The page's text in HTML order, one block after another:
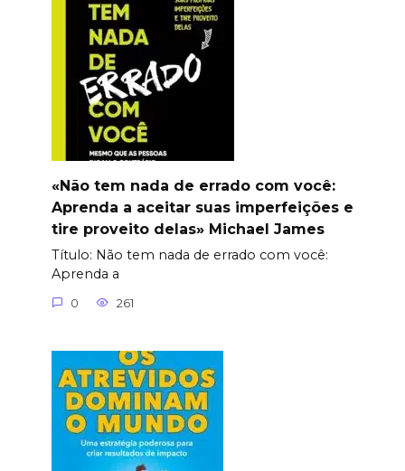
«Não tem nada de errado com você:
Aprenda a aceitar suas imperfeições e
tire proveito delas» Michael James
Título: Não tem nada de errado com você:
Aprenda a
0 261